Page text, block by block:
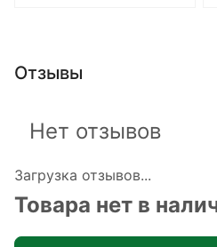
Отзывы
Загрузка отзывов...
Нет отзывов
Товара нет в